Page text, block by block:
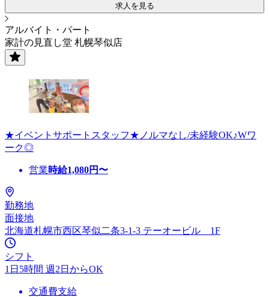
求人を見る
アルバイト・パート
家計の見直し堂 札幌琴似店
★イベントサポートスタッフ★ノルマなし/未経験OK♪Wワ
ーク◎
営業時給1,080円〜
勤務地
面接地
北海道札幌市西区琴似二条3-1-3 テーオービル 1F
シフト
1日5時間 週2日からOK
交通費支給